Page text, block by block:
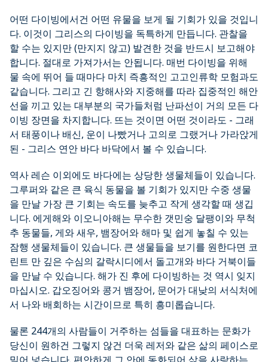
어떤 다이빙에서건 어떤 유물을 보게 될 기회가 있을 것입니
다. 이것이 그리스의 다이빙을 독특하게 만듭니다. 관찰을
할 수는 있지만 (만지지 않고) 발견한 것을 반드시 보고해야
합니다. 절대로 가져가서는 안됩니다. 매번 다이빙을 위해
물 속에 뛰어 들 때마다 마치 즉흥적인 고고인류학 모험과도
같습니다. 그리고 긴 항해사와 지중해를 따라 집중적인 해안
선을 끼고 있는 대부분의 국가들처럼 난파선이 거의 모든 다
이빙 장면을 차지합니다. 뜨는 것이면 어떤 것이라도 - 그래
서 태풍이나 배신, 운이 나빴거나 고의로 그랬거나 가라앉게
된 - 그리스 연안 바다 바닥에서 볼 수 있습니다.
역사 레슨 이외에도 바다에는 상당한 생물체들이 있습니다.
그루퍼와 같은 큰 육식 동물을 볼 기회가 있지만 수중 생물
을 만날 가장 큰 기회는 속도를 늦추고 작게 생각할 때 생깁
니다. 에게해와 이오니아해는 무수한 갯민숭 달팽이와 무척
추 동물들, 게와 새우, 뱀장어와 해마 및 쉽게 놓칠 수 있는
잠행 생물체들이 있습니다. 큰 생물들을 보기를 원한다면 코
린트 만 깊은 수심의 갈락시디에서 돌고개와 바다 거북이들
을 만날 수 있습니다. 해가 진 후에 다이빙하는 것 역시 잊지
마십시오. 갑오징어와 콩거 뱀장어, 문어가 대낮의 서식처에
서 나와 배회하는 시간이므로 특히 흥미롭습니다.
물론 244개의 사람들이 거주하는 섬들을 대표하는 문화가
당신이 원하건 그렇지 않건 더욱 레저와 같은 삶의 페이스로